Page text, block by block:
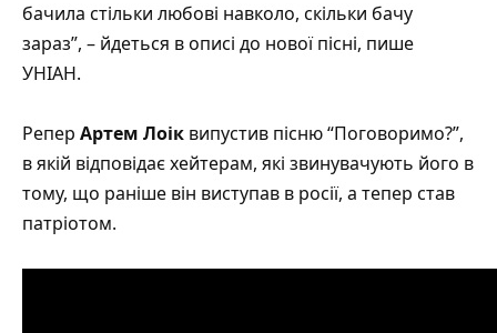
бачила стільки любові навколо, скільки бачу
зараз”, – йдеться в описі до нової пісні, пише
УНІАН.
Репер Артем Лоік випустив пісню“Поговоримо?”,
в якій відповідає хейтерам, які звинувачують його в
тому, що раніше він виступав в росії, а тепер став
патріотом.